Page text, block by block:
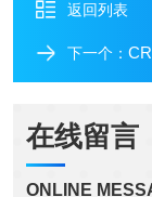
返回列表
下一个： CRM
在线留言
ONLINE